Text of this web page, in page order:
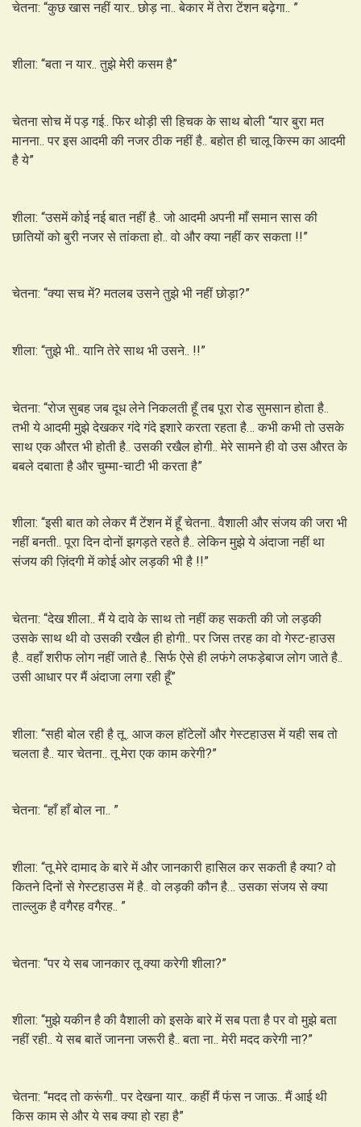
चेतना: “कुछ खास नहीं यार.. छोड़ ना.. बेकार में तेरा टेंशन बढ़ेगा.. ”
शीला: “बता न यार.. तुझे मेरी कसम है”
चेतना सोच में पड़ गई.. फिर थोड़ी सी हिचक के साथ बोली “यार बुरा मत
मानना.. पर इस आदमी की नजर ठीक नहीं है.. बहोत ही चालू किस्म का आदमी
है ये”
शीला: “उसमें कोई नई बात नहीं है.. जो आदमी अपनी माँ समान सास की
छातियों को बुरी नजर से तांकता हो.. वो और क्या नहीं कर सकता !!”
चेतना: “क्या सच में? मतलब उसने तुझे भी नहीं छोड़ा?”
शीला: “तुझे भी.. यानि तेरे साथ भी उसने.. !!”
चेतना: “रोज सुबह जब दूध लेने निकलती हूँ तब पूरा रोड सुमसान होता है..
तभी ये आदमी मुझे देखकर गंदे गंदे इशारे करता रहता है… कभी कभी तो उसके
साथ एक औरत भी होती है.. उसकी रखैल होगी.. मेरे सामने ही वो उस औरत के
बबले दबाता है और चुम्मा-चाटी भी करता है”
शीला: “इसी बात को लेकर मैं टेंशन में हूँ चेतना.. वैशाली और संजय की जरा भी
नहीं बनती.. पूरा दिन दोनों झगड़ते रहते है.. लेकिन मुझे ये अंदाजा नहीं था
संजय की ज़िंदगी में कोई ओर लड़की भी है !!”
चेतना: “देख शीला.. मैं ये दावे के साथ तो नहीं कह सकती की जो लड़की
उसके साथ थी वो उसकी रखैल ही होगी.. पर जिस तरह का वो गेस्ट-हाउस
है.. वहाँ शरीफ लोग नहीं जाते है.. सिर्फ ऐसे ही लफंगे लफड़ेबाज लोग जाते है..
उसी आधार पर मैं अंदाजा लगा रही हूँ”
शीला: “सही बोल रही है तू.. आज कल हॉटेलों और गेस्टहाउस में यही सब तो
चलता है.. यार चेतना.. तू मेरा एक काम करेगी?”
चेतना: “हाँ हाँ बोल ना.. ”
शीला: “तू मेरे दामाद के बारे में और जानकारी हासिल कर सकती है क्या? वो
कितने दिनों से गेस्टहाउस में है.. वो लड़की कौन है… उसका संजय से क्या
ताल्लुक है वगैरह वगैरह.. ”
चेतना: “पर ये सब जानकार तू क्या करेगी शीला?”
शीला: “मुझे यकीन है की वैशाली को इसके बारे में सब पता है पर वो मुझे बता
नहीं रही.. ये सब बातें जानना जरूरी है.. बता ना.. मेरी मदद करेगी ना?”
चेतना: “मदद तो करूंगी.. पर देखना यार.. कहीं मैं फंस न जाऊ.. मैं आई थी
किस काम से और ये सब क्या हो रहा है”